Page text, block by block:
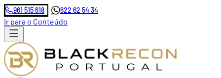
961 515 618 622 62 54 34
Ir para o Conteúdo